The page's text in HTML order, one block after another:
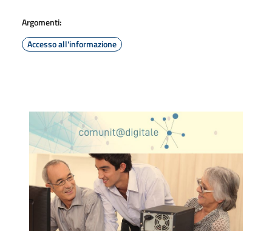
Argomenti:
Accesso all'informazione